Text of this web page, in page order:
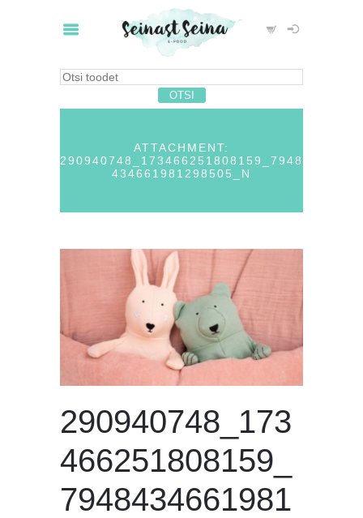
ATTACHMENT:
290940748_173466251808159_7948
434661981298505_N
290940748_173
466251808159_
7948434661981